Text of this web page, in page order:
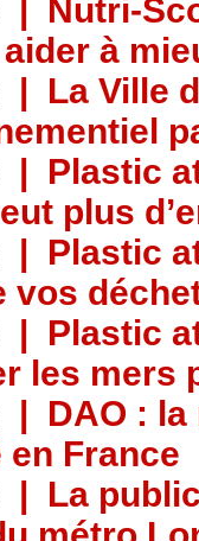
| Nutri-
à
| La Ville
| Plastic
plus
| Plastic
vos
| Plastic
les mers
| DAO :
France
| La